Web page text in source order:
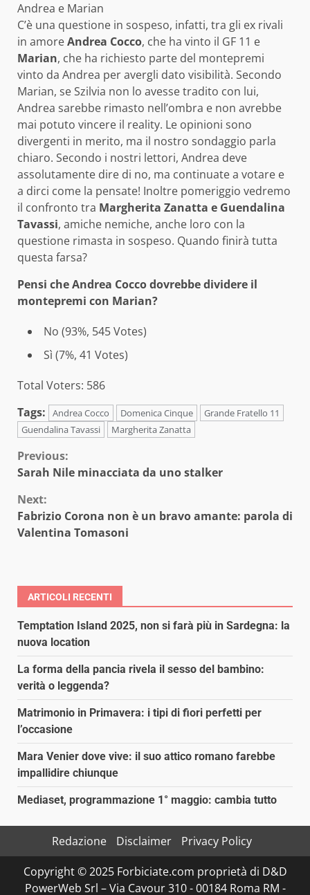
Andrea e Marian
C’è una questione in sospeso, infatti, tra gli ex rivali
in amoreAndrea Cocco, che ha vinto il GF 11 e
Marian, che ha richiesto parte del montepremi
vinto da Andrea per avergli dato visibilità. Secondo
Marian, se Szilvia non lo avesse tradito con lui,
Andrea sarebbe rimasto nell’ombra e non avrebbe
mai potuto vincere il reality. Le opinioni sono
divergenti in merito, ma il nostro sondaggio parla
chiaro. Secondo i nostri lettori, Andrea deve
assolutamente dire di no, ma continuate a votare e
a dirci come la pensate! Inoltre pomeriggio vedremo
il confronto tra Margherita Zanatta e Guendalina
Tavassi, amiche nemiche, anche loro con la
questione rimasta in sospeso. Quando finirà tutta
questa farsa?
Pensi che Andrea Cocco dovrebbe dividere il
montepremi con Marian?
No (93%, 545 Votes)
Sì (7%, 41 Votes)
Total Voters: 586
Tags:
Andrea Cocco Domenica Cinque
Grande Fratello 11
Guendalina Tavassi
Margherita Zanatta
Continue
Previous:
Sarah Nile minacciata da uno stalker
Next:
Fabrizio Corona non è un bravo amante: parola di
Valentina Tomasoni
ARTICOLI RECENTI
Temptation Island 2025, non si farà più in Sardegna: la
nuova location
La forma della pancia rivela il sesso del bambino:
verità o leggenda?
Matrimonio in Primavera: i tipi di fiori perfetti per
l’occasione
Mara Venier dove vive: il suo attico romano farebbe
impallidire chiunque
Mediaset, programmazione 1° maggio: cambia tutto
Redazione Disclaimer
Privacy Policy
Copyright © 2025 Forbiciate.com proprietà di D&D
PowerWeb Srl – Via Cavour 310 - 00184 Roma RM -